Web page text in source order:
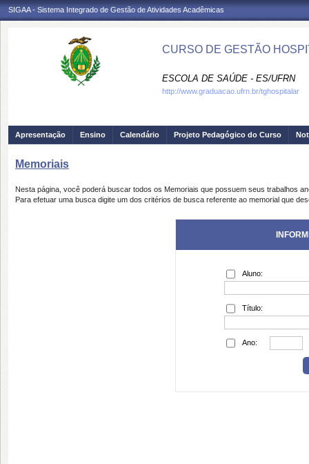
SIGAA - Sistema Integrado de Gestão de Atividades Acadêmicas
CURSO DE GESTÃO
ESCOLA DE SAÚDE - ES/UFRN
http://www.graduacao.ufrn.br/tghospitalar
Apresentação Ensino Calendário Projeto Pedagógico do Curso
Memoriais
Nesta página, você poderá buscar todos os Memoriais que possuem seus trabalhos
Para efetuar uma busca digite um dos critérios de busca referente ao memorial que
Aluno:
Título:
Ano: